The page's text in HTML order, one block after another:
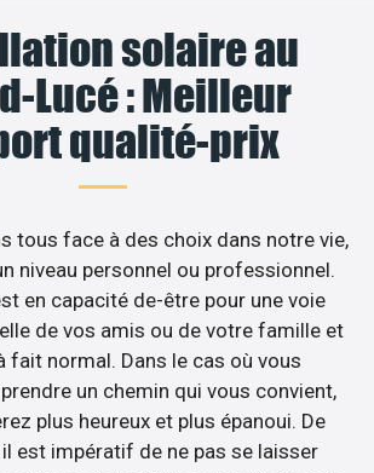
solaire au
Lucé : Meilleur
qualité-prix
tous face à des choix dans notre vie,
niveau personnel ou professionnel.
en capacité de-être pour une voie
de vos amis ou de votre famille et
fait normal. Dans le cas où vous
un chemin qui vous convient,
plus heureux et plus épanoui. De
est impératif de ne pas se laisser